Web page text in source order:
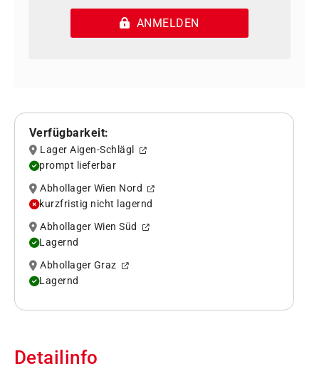
Verfügbarkeit:
Lager Aigen-Schlägl
prompt lieferbar
Abhollager Wien Nord
kurzfristig nicht lagernd
Abhollager Wien Süd
Lagernd
Abhollager Graz
Lagernd
ANMELDEN
Detailinfo